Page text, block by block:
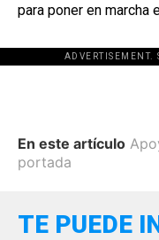
para poner en marcha
ADVERTISEMENT.
En este artículo
portada
TE PUEDE